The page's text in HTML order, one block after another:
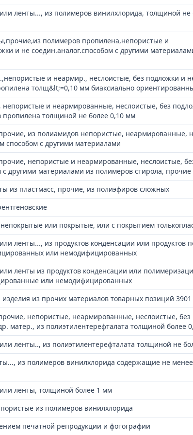
ленты..., из полимеров винилхлорида, толщиной не
полимеров пропилена,непористые и
и не соедин.аналог.способом с другими
и неармир., неслоистые, без подложки и
толщ&lt;=0,10 мм биаксиально
и неармированные, неслоистые, без
толщиной не более 0,10 мм
из полиамидов непористые, неармированные,
способом с другими материалами
непористые и неармированные, неслоистые,
другими материалами из полимеров стирола, прочие
из пластмасс, прочие, из полиэфиров сложных
или покрытые, или с покрытием
ленты..., из продуктов конденсации или продуктов
или немодифицированных
ленты из продуктов конденсации или
или немодифицированных
из прочих материалов товарных позиций 3901
непористые, неармированные, неслоистые,
матер., из полиэтилентерефталата толщиной более
ленты.., из полиэтилентерефталата толщиной не
из полимеров винилхлорида содержащие не
ленты, толщиной более 1 мм
из полимеров винилхлорида
печатной репродукции и фотографии